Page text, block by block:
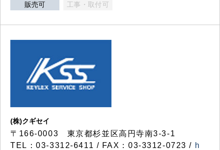
販売可 工事・取付可
(株)クギセイ
〒166-0003 東京都杉並区高円寺南3-3-1
TEL：03-3312-6411 / FAX：03-3312-0723 / h